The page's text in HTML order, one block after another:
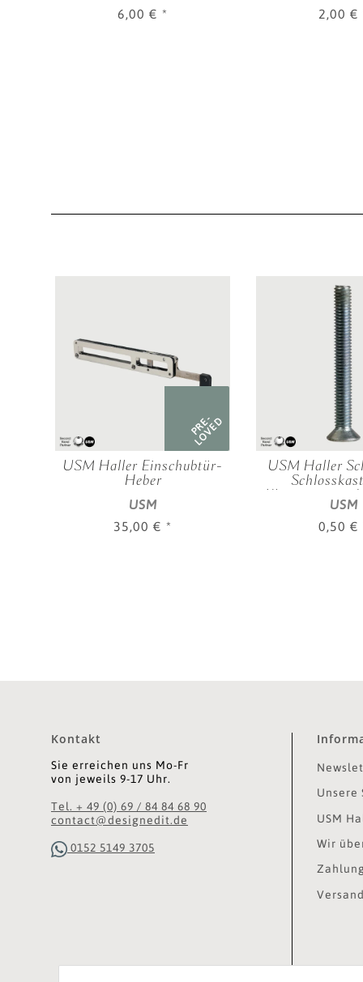
6,00 € *
2,00 €
PRE-
LOVED
USM Haller Einschubtür-
Heber
USM
35,00 € *
USM Haller
Klapptüren und
USM
0,50 €
Kontakt
Sie erreichen uns Mo-Fr
von jeweils 9-17 Uhr.
Tel. + 49 (0) 69 / 84 84 68 90
contact@designedit.de
0152 5149 3705
Unsere
USM
Wir